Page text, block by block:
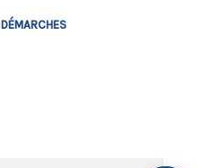
DÉMARCHES